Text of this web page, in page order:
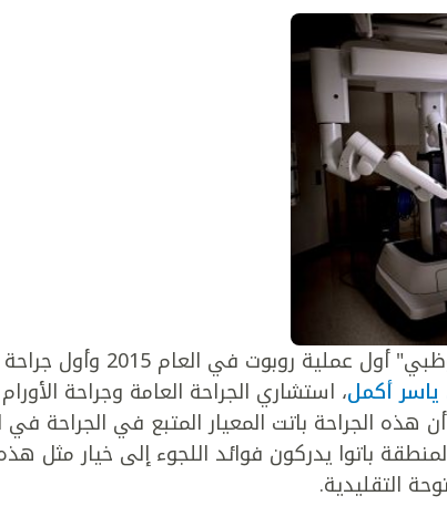
وقد أجرى مستشفى "كليفلاند كلينك أبوظبي" أول عملية
ياسر أكمل، استشاري الجراحة العامة وجراحة
الجراحة باتت المعيار المتبع في الجراحة في
باتوا يدركون فوائد اللجوء إلى خيار مثل هذه
التقليدية.